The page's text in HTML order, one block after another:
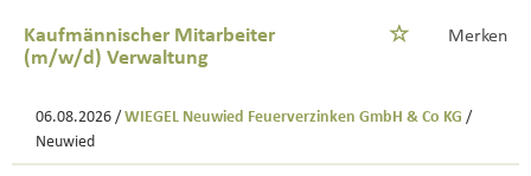
Kaufmännischer Mitarbeiter
(m/w/d) Verwaltung
Merken
06.08.2026 / WIEGEL Neuwied Feuerverzinken GmbH & Co KG /
Neuwied